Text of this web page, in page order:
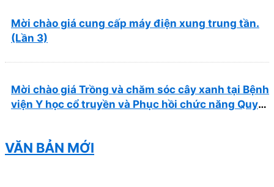
Mời chào giá cung cấp máy điện xung trung tần.
(Lần 3)
Mời chào giá Trồng và chăm sóc cây xanh tại Bệnh
viện Y học cổ truyền và Phục hồi chức năng Quy
VĂN BẢN MỚI